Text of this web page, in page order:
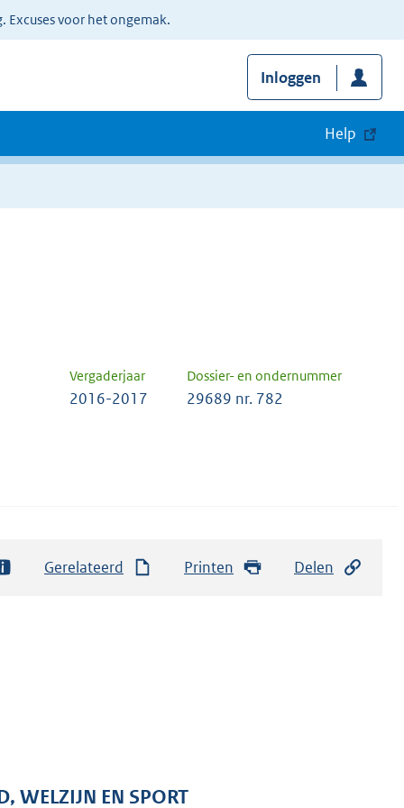
voor het ongemak.
Inloggen
Help
Vergaderjaar Dossier- en ondernummer
2016-2017 29689 nr. 782
Gerelateerd Printen Delen
WELZIJN EN SPORT